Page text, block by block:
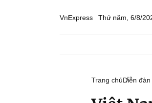
VnExpress Thứ năm, 6/8/
Trang chủDiễn đàn